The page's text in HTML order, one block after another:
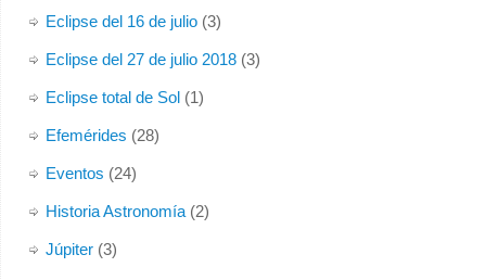
Eclipse del 16 de julio(3)
Eclipse del 27 de julio 2018(3)
Eclipse total de Sol(1)
Efemérides (28)
Eventos (24)
Historia Astronomía(2)
Júpiter(3)